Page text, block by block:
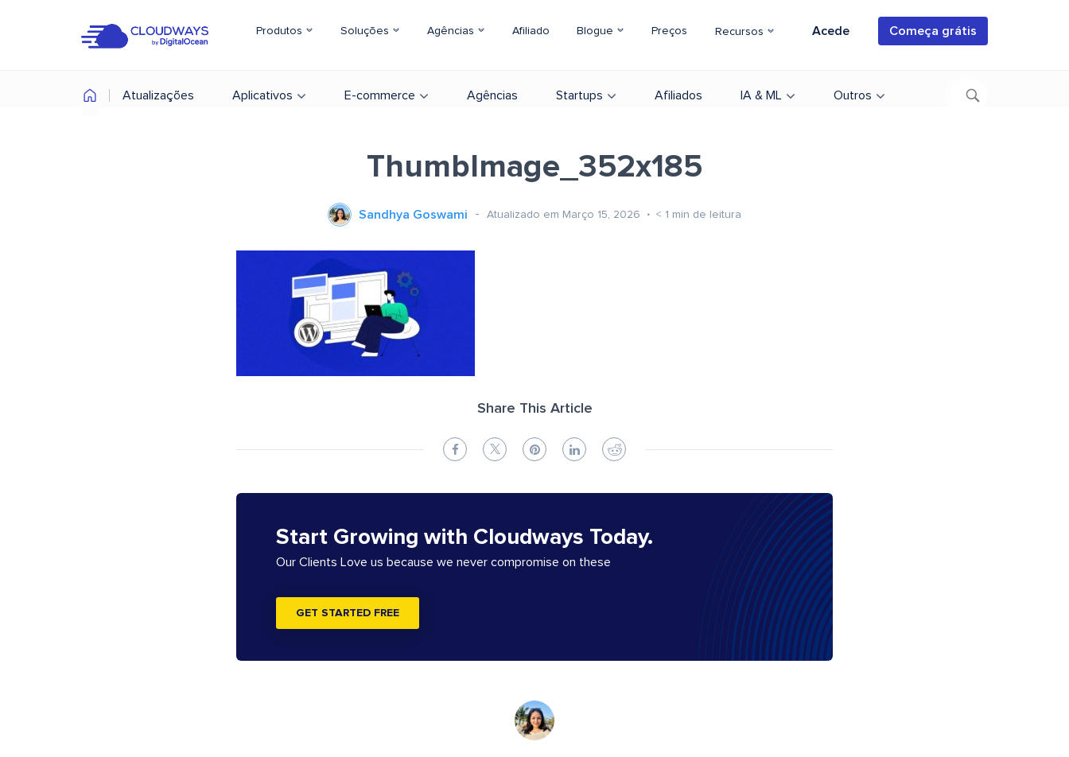
Produtos Soluções Agências Afiliado Blogue Preços Recursos Acede Começa grátis
Atualizações Aplicativos E-commerce Agências Startups Afiliados IA & ML Outros
ThumbImage_352x185
Sandhya Goswami Atualizado em Março 15, 2026 < 1 min de leitura
Share This Article
Start Growing with Cloudways Today.
Our Clients Love us because we never compromise on these
GET STARTED FREE